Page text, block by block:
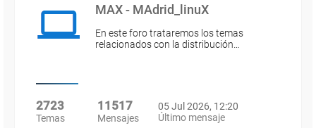
MAX - MAdrid_linuX
En este foro trataremos los temas
relacionados con la distribución…
2723
Temas
11517
Mensajes
05 Jul 2026, 12:20
Último mensaje